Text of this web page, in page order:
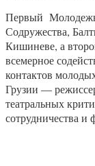
Первый
Содружества,
Кишиневе, а
всемерное
контактов
Грузии —
театральных
сотрудничества